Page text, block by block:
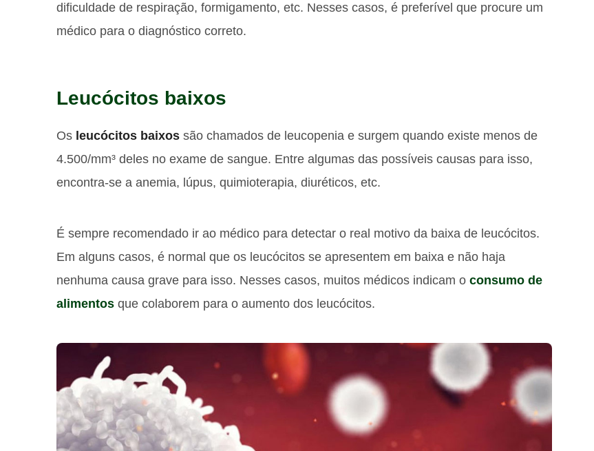
dificuldade de respiração, formigamento, etc. Nesses casos, é preferível que procure um
médico para o diagnóstico correto.
Leucócitos baixos
Os leucócitos baixos são chamados de leucopenia e surgem quando existe menos de
4.500/mm³ deles no exame de sangue. Entre algumas das possíveis causas para isso,
encontra-se a anemia, lúpus, quimioterapia, diuréticos, etc.
É sempre recomendado ir ao médico para detectar o real motivo da baixa de leucócitos.
Em alguns casos, é normal que os leucócitos se apresentem em baixa e não haja
nenhuma causa grave para isso. Nesses casos, muitos médicos indicam o consumo de
alimentos que colaborem para o aumento dos leucócitos.